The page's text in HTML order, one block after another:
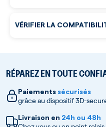
RÉPAREZ EN TOUTE
Paiements sécurisés
grâce au dispositif 3D-
Livraison en 24h ou 48h
VÉRIFIER LA